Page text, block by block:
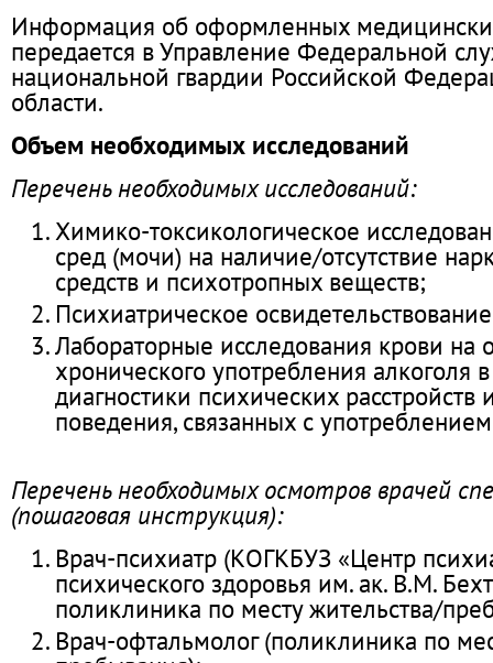
Информация об оформленных
передается в Управление Федеральной
национальной гвардии Российской
области.
Объем необходимых исследований
Перечень необходимых исследований:
Химико-токсикологическое
сред (мочи) на наличие/отсутствие
средств и психотропных веществ;
Психиатрическое
Лабораторные исследования крови на
хронического употребления алкоголя
диагностики психических расстройств
поведения, связанных с
Перечень необходимых осмотров врачей
(пошаговая инструкция):
Врач-психиатр (КОГКБУЗ «Центр
психического здоровья им. ак. В.М.
поликлиника по месту жительства/
Врач-офтальмолог (поликлиника по